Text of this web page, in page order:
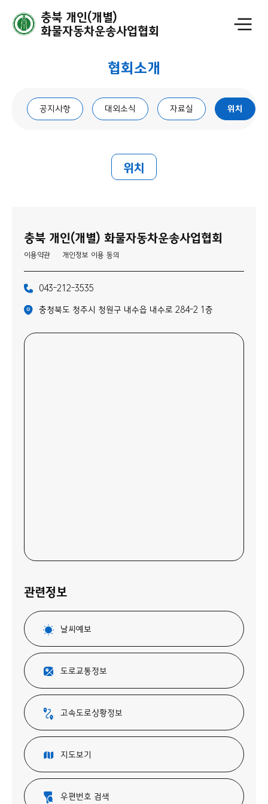
충북 개인(개별)
화물자동차운송사업협회
협회소개
공지사항 대외소식 자료실 위치
위치
충북 개인(개별) 화물자동차운송사업협회
이용약관 개인정보 이용 동의
043-212-3535
충청북도 청주시 청원구 내수읍 내수로 284-2 1층
관련정보
날씨예보
도로교통정보
고속도로상황정보
지도보기
우편번호 검색